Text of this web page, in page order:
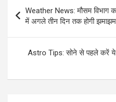
navigation
Weather News: मौसम विभाग
में अगले तीन दिन तक होगी झमाझम
Astro Tips: सोने से पहले करें ये